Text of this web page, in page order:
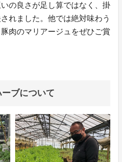
の良さが足し算ではなく、掛
れました。他では絶対味わう
肉のマリアージュをぜひご賞
ブについて